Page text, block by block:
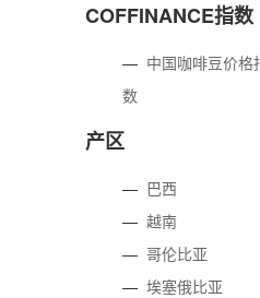
COFFINANCE指数
— 中国咖啡豆价格
数
产区
— 巴西
—越南
—哥伦比亚
—埃塞俄比亚